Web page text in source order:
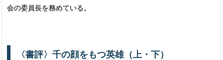
会の委員長を務めている。
〈書評〉千の顔を もつ英雄（上・下）